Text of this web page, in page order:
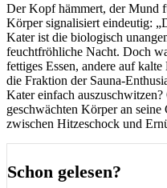
Der Kopf hämmert, der Mund
Körper signalisiert eindeutig:
Kater ist die biologisch
feuchtfröhliche Nacht. Doch
fettiges Essen, andere auf
die Fraktion der Sauna-
Kater einfach
geschwächten Körper an
zwischen Hitzeschock und
Schon gelesen?